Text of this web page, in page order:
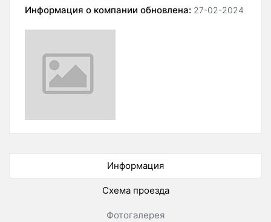
Информация о компании обновлена: 27-02-2024
Информация
Схема проезда
Фотогалерея